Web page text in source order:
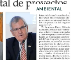
AMBIENTAL